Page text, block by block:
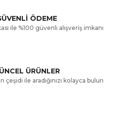
bozuk veya görüntülenemiyor.
bulunuyor.
ÖDEME
ile %100 güvenli alışveriş imkanı
ÜRÜNLER
ile aradığınızı kolayca bulun